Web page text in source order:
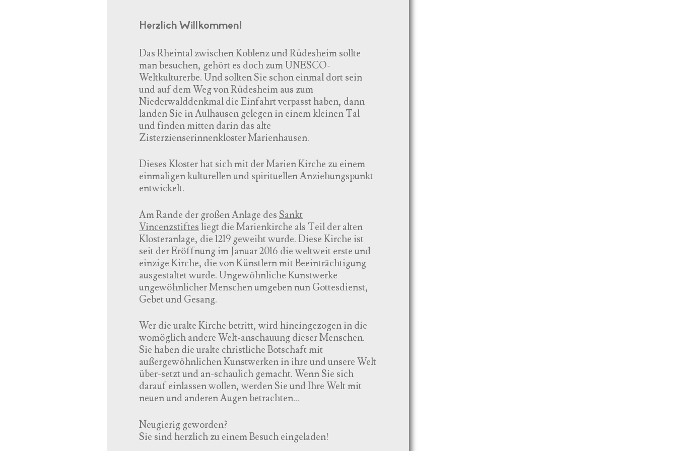
Herzlich Willkommen!
Das Rheintal zwischen Koblenz und Rüdesheim sollte
man besuchen, gehört es doch zum UNESCO-
Weltkulturerbe. Und sollten Sie schon einmal dort sein
und auf dem Weg von Rüdesheim aus zum
Niederwalddenkmal die Einfahrt verpasst haben, dann
landen Sie in Aulhausen gelegen in einem kleinen Tal
und finden mitten darin das alte
Zisterzienserinnenkloster Marienhausen.
Dieses Kloster hat sich mit der Marien Kirche zu einem
einmaligen kulturellen und spirituellen Anziehungspunkt
entwickelt.
Am Rande der großen Anlage des Sankt
Vincenzstiftes liegt die Marienkirche als Teil der alten
Klosteranlage, die 1219 geweiht wurde. Diese Kirche ist
seit der Eröffnung im Januar 2016 die weltweit erste und
einzige Kirche, die von Künstlern mit Beeinträchtigung
ausgestaltet wurde. Ungewöhnliche Kunstwerke
ungewöhnlicher Menschen umgeben nun Gottesdienst,
Gebet und Gesang.
Wer die uralte Kirche betritt, wird hineingezogen in die
womöglich andere Welt-anschauung dieser Menschen.
Sie haben die uralte christliche Botschaft mit
außergewöhnlichen Kunstwerken in ihre und unsere Welt
über-setzt und an-schaulich gemacht. Wenn Sie sich
darauf einlassen wollen, werden Sie und Ihre Welt mit
neuen und anderen Augen betrachten...
Neugierig geworden?
Sie sind herzlich zu einem Besuch eingeladen!